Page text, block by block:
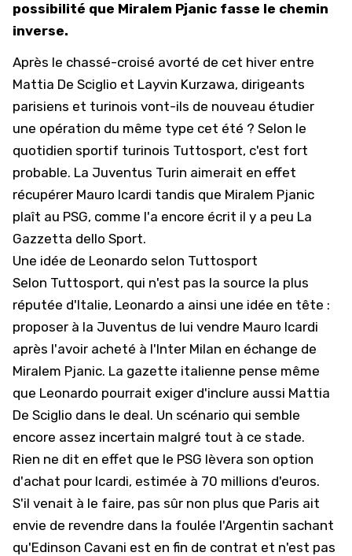
possibilité que Miralem Pjanic fasse le chemin
inverse.
Après le chassé-croisé avorté de cet hiver entre
Mattia De Sciglio et Layvin Kurzawa, dirigeants
parisiens et turinois vont-ils de nouveau étudier
une opération du même type cet été ? Selon le
quotidien sportif turinois Tuttosport, c'est fort
probable. La Juventus Turin aimerait en effet
récupérer Mauro Icardi tandis que Miralem Pjanic
plaît au PSG, comme l'a encore écrit il y a peu La
Gazzetta dello Sport.
Une idée de Leonardo selon Tuttosport
Selon Tuttosport, qui n'est pas la source la plus
réputée d'Italie, Leonardo a ainsi une idée en tête :
proposer à la Juventus de lui vendre Mauro Icardi
après l'avoir acheté à l'Inter Milan en échange de
Miralem Pjanic. La gazette italienne pense même
que Leonardo pourrait exiger d'inclure aussi Mattia
De Sciglio dans le deal. Un scénario qui semble
encore assez incertain malgré tout à ce stade.
Rien ne dit en effet que le PSG lèvera son option
d'achat pour Icardi, estimée à 70 millions d'euros.
S'il venait à le faire, pas sûr non plus que Paris ait
envie de revendre dans la foulée l'Argentin sachant
qu'Edinson Cavani est en fin de contrat et n'est pas